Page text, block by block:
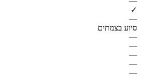
✓
—
סיוע בצמתים
—
—
—
—
—